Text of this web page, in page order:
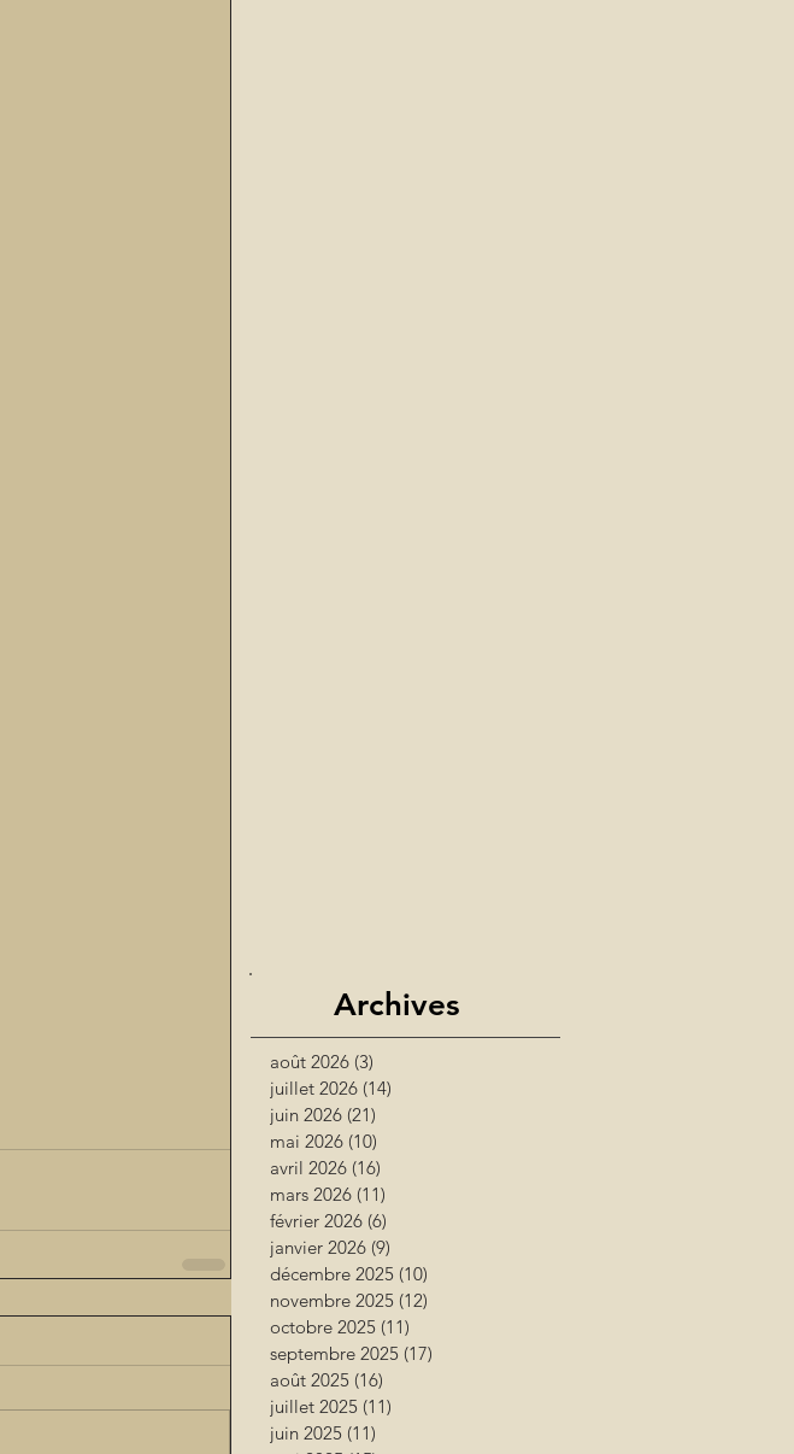
Archives
août 2026 (3)
juillet 2026 (14)
juin 2026 (21)
mai 2026 (10)
avril 2026 (16)
mars 2026 (11)
février 2026 (6)
janvier 2026 (9)
décembre 2025 (10)
novembre 2025 (12)
octobre 2025 (11)
septembre 2025 (17)
août 2025 (16)
juillet 2025 (11)
juin 2025 (11)